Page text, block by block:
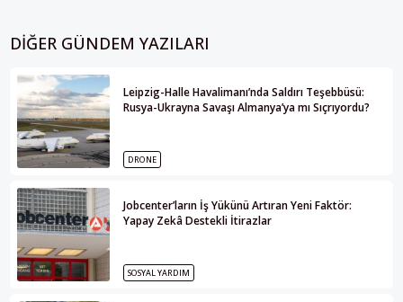
DIĞER GÜNDEM YAZILARI
Leipzig-Halle Havalimanı’nda Saldırı Teşebbüsü:
Rusya-Ukrayna Savaşı Almanya’ya mı Sıçrıyordu?
DRONE
Jobcenter’ların İş Yükünü Artıran Yeni Faktör:
Yapay Zekâ Destekli İtirazlar
SOSYAL YARDIM